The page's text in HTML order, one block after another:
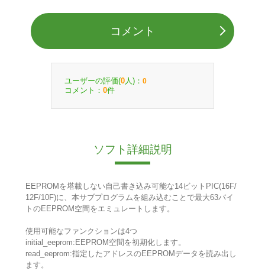
コメント
ユーザーの評価(0 人)： 0
コメント： 0件
ソフト詳細説明
EEPROMを塔載しない自己書き込み可能な14ビットPIC(16F/
12F/10F)に、本サブプログラムを組み込むことで最大63バイ
トのEEPROM空間をエミュレートします。
使用可能なファンクションは4つ
initial_eeprom:EEPROM空間を初期化します。
read_eeprom:指定したアドレスのEEPROMデータを読み出し
ます。